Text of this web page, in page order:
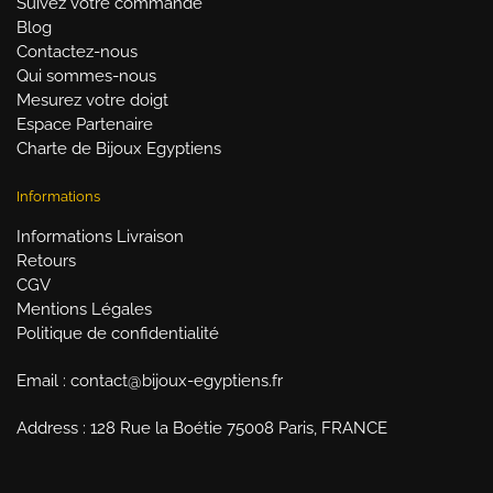
Blog
Contactez-nous
Qui sommes-nous
Mesurez votre doigt
Espace Partenaire
Charte de Bijoux Egyptiens
Informations
Informations Livraison
Retours
CGV
Mentions Légales
Politique de confidentialité
Email : contact@bijoux-egyptiens.fr
Address : 128 Rue la Boétie 75008 Paris, FRANCE